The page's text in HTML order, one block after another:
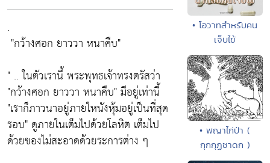
.
"กว้างศอก ยาววา หนาคืบ"
" .. ในตัวเรานี้ พระพุทธเจ้าทรงตรัสว่า
"กว้างศอก ยาววา หนาคืบ"มีอยู่เท่านี้
"เราก็ภาวนาอยู่ภายใหนังหุ้มอยู่เป็นที่สุด
รอบ" ดูภายในเต็มไปด้วยโลหิต เต็มไป
ด้วยของไม่สะอาดด้วยระการต่าง ๆ
• โอวาทสำหรับคน
เจ็บไข้
• พญาไก่ป่า (
กุกกุฏชาดก )